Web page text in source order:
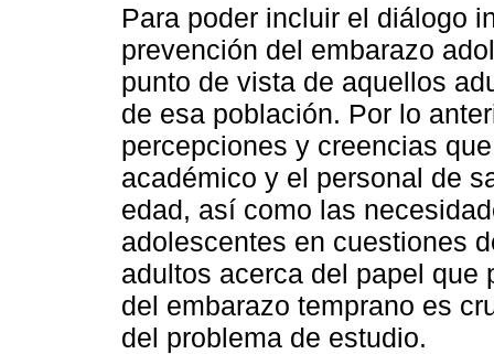
Para poder incluir el diálogo
prevención del embarazo
punto de vista de aquellos
de esa población. Por lo
percepciones y creencias
académico y el personal de
edad, así como las
adolescentes en cuestiones
adultos acerca del papel que
del embarazo temprano es
del problema de estudio.